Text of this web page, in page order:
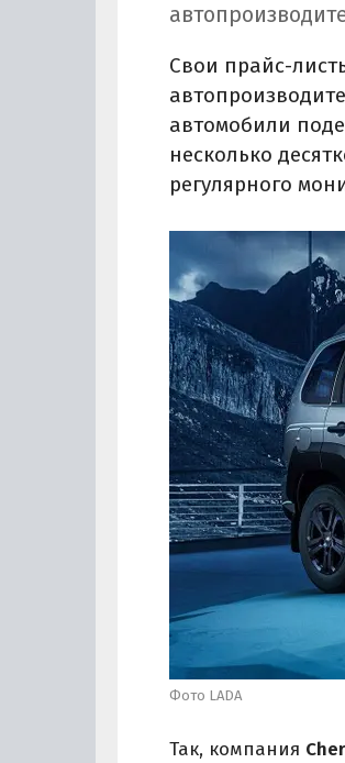
Свои прайс-
автомобили
несколько
регулярного
Фото LADA
Так, компания